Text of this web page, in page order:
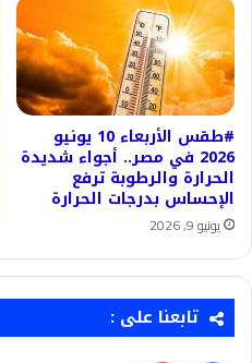
#طقس الأربعاء 10 يونيو
2026 في مصر.. أجواء شديدة
الحرارة والرطوبة ترفع
الإحساس بدرجات الحرارة
يونيو 9, 2026
تابعنا على :